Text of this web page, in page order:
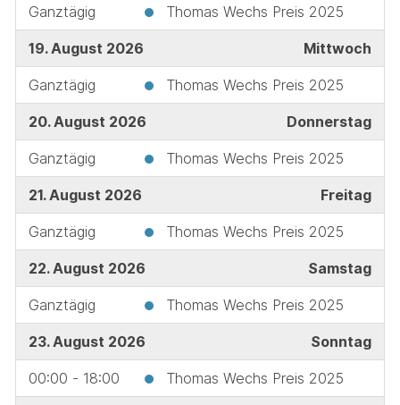
Ganztägig Thomas Wechs Preis 2025
19. August 2026 Mittwoch
Ganztägig Thomas Wechs Preis 2025
20. August 2026 Donnerstag
Ganztägig Thomas Wechs Preis 2025
21. August 2026 Freitag
Ganztägig Thomas Wechs Preis 2025
22. August 2026 Samstag
Ganztägig Thomas Wechs Preis 2025
23. August 2026 Sonntag
00:00 - 18:00 Thomas Wechs Preis 2025